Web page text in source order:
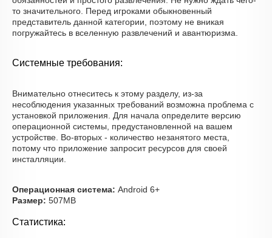
то значительного. Перед игроками обыкновенный
представитель данной категории, поэтому не вникая
погружайтесь в вселенную развлечений и авантюризма.
Системные требования:
Внимательно отнеситесь к этому разделу, из-за
несоблюдения указанных требований возможна проблема с
установкой приложения. Для начала определите версию
операционной системы, предустановленной на вашем
устройстве. Во-вторых - количество незанятого места,
потому что приложение запросит ресурсов для своей
инсталляции.
Операционная система: Android 6+
Размер: 507MB
Статистика: